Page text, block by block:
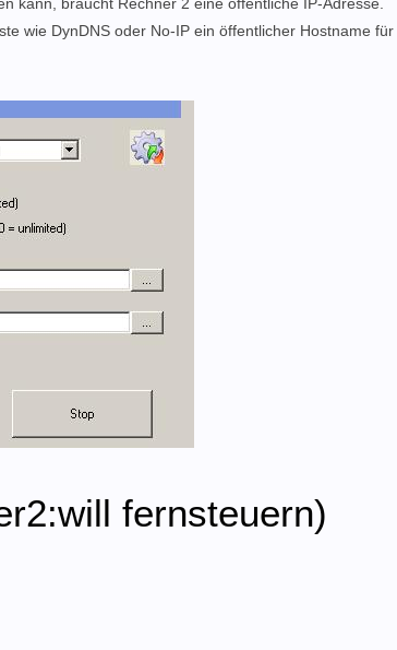
wie DynDNS oder No-IP ein öffentlicher Hostname
fernsteuern)